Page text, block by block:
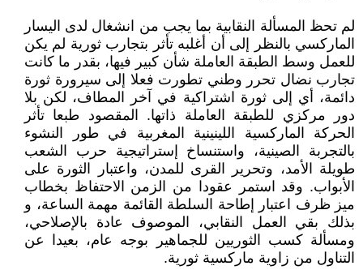
لم تحظ المسألة النقابية بما يجب من انشغال لدى اليسار
الماركسي بالنظر إلى أن أغلبه تأثر بتجارب ثورية لم يكن
للعمل وسط الطبقة العاملة شأن كبير فيها، بقدر ما كانت
تجارب نضال تحرر وطني تطورت فعلا إلى سيرورة ثورة
دائمة، أي إلى ثورة اشتراكية في آخر المطاف، لكن بلا
دور مركزي للطبقة العاملة ذاتها. المقصود طبعا تأثر
الحركة الماركسية اللينينية المغربية في طور النشوء
بالتجربة الصينية، واستنساخ إستراتيجية حرب الشعب
طويلة الأمد، وتحرير القرى للمدن، واعتبار الثورة على
الأبواب. وقد استمر عقودا من الزمن الاحتفاظ بخطاب
ميز ظرف اعتبار إطاحة السلطة القائمة مهمة الساعة، و
بذلك بقي العمل النقابي، الموصوف عادة بالإصلاحي،
ومسألة كسب الثوريين للجماهير بوجه عام، بعيدا عن
التناول من زاوية ماركسية ثورية.